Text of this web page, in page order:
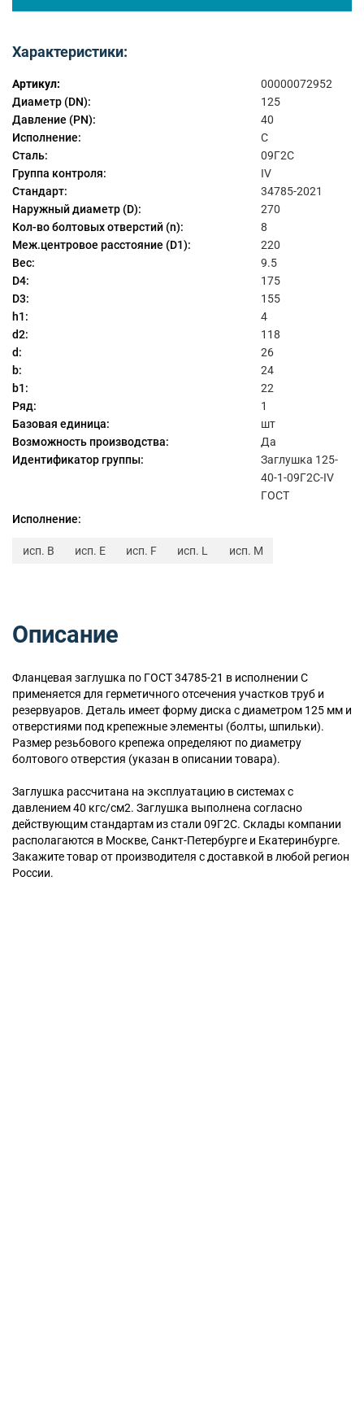
Характеристики:
Артикул:
00000072952
Диаметр (DN):
125
Давление (PN):
40
Исполнение:
C
Сталь:
09Г2С
Группа контроля:
IV
Стандарт:
34785-2021
Наружный диаметр (D):
270
Кол-во болтовых отверстий (n):
8
Меж.центровое расстояние (D1):
220
Вес:
9.5
D4:
175
D3:
155
h1:
4
d2:
118
d:
26
b:
24
b1:
22
Ряд:
1
Базовая единица:
шт
Возможность производства:
Да
Идентификатор группы:
Заглушка 125-
40-1-09Г2С-IV
ГОСТ
Исполнение:
исп. B исп. E исп. F исп. L исп. M
Описание
Фланцевая заглушка по ГОСТ 34785-21 в исполнении C
применяется для герметичного отсечения участков труб и
резервуаров. Деталь имеет форму диска с диаметром 125 мм и
отверстиями под крепежные элементы (болты, шпильки).
Размер резьбового крепежа определяют по диаметру
болтового отверстия (указан в описании товара).
Заглушка рассчитана на эксплуатацию в системах с
давлением 40 кгс/см2. Заглушка выполнена согласно
действующим стандартам из стали 09Г2С. Склады компании
располагаются в Москве, Санкт-Петербурге и Екатеринбурге.
Закажите товар от производителя с доставкой в любой регион
России.